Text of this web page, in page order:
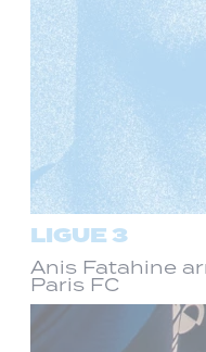
LIGUE 3
Anis Fatahine
Paris FC